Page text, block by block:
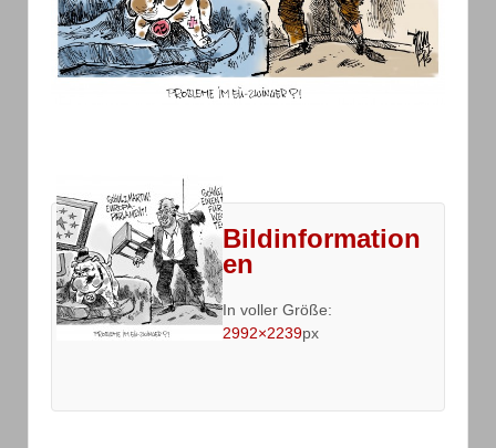
Bildinformation
en
In voller Größe:
2992×2239px